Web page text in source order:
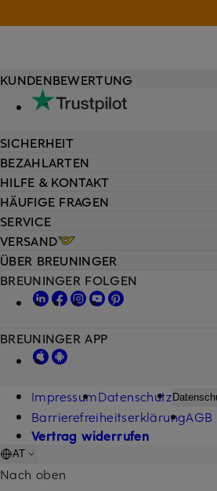
HILFE & KONTAKT
HÄUFIGE FRAGEN
SERVICE
VERSAND
KUNDENBEWERTUNG
SICHERHEIT
BEZAHLARTEN
ÜBER BREUNINGER
BREUNINGER FOLGEN
BREUNINGER APP
ImpressumDatenschutz
Barrierefreiheitserklärung
Vertrag widerrufen
AT
Nach oben